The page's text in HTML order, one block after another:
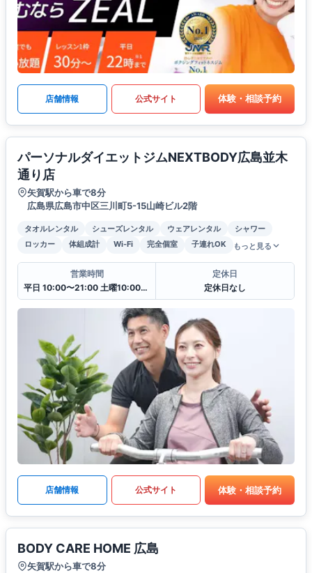
店舗情報 公式サイト 体験・相談予約
パーソナルダイエットジムNEXTBODY広島並木
通り店
矢賀駅から車で8分
広島県広島市中区三川町5-15山崎ビル2階
タオルレンタル シューズレンタル ウェアレンタル
シャワー
ロッカー
体組成計 Wi-Fi 完全個室 子連れOK もっと見る
営業時間
平日 10:00〜21:00 土曜10:00〜20:00 日曜10:00〜18:00
定休日
定休日なし
店舗情報 公式サイト 体験・相談予約
BODY CARE HOME 広島
矢賀駅から車で8分